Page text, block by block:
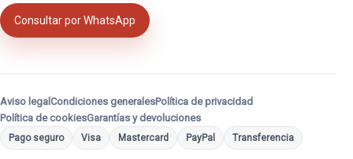
Consultar por WhatsApp
Aviso legal Condiciones generalesPolítica de privacidad
Política de cookiesGarantías y devoluciones
Pago seguro Visa Mastercard PayPal Transferencia